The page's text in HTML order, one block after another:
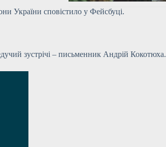
України сповістило у Фейсбуці.
зустрічі – письменник Андрій Кокотюха.